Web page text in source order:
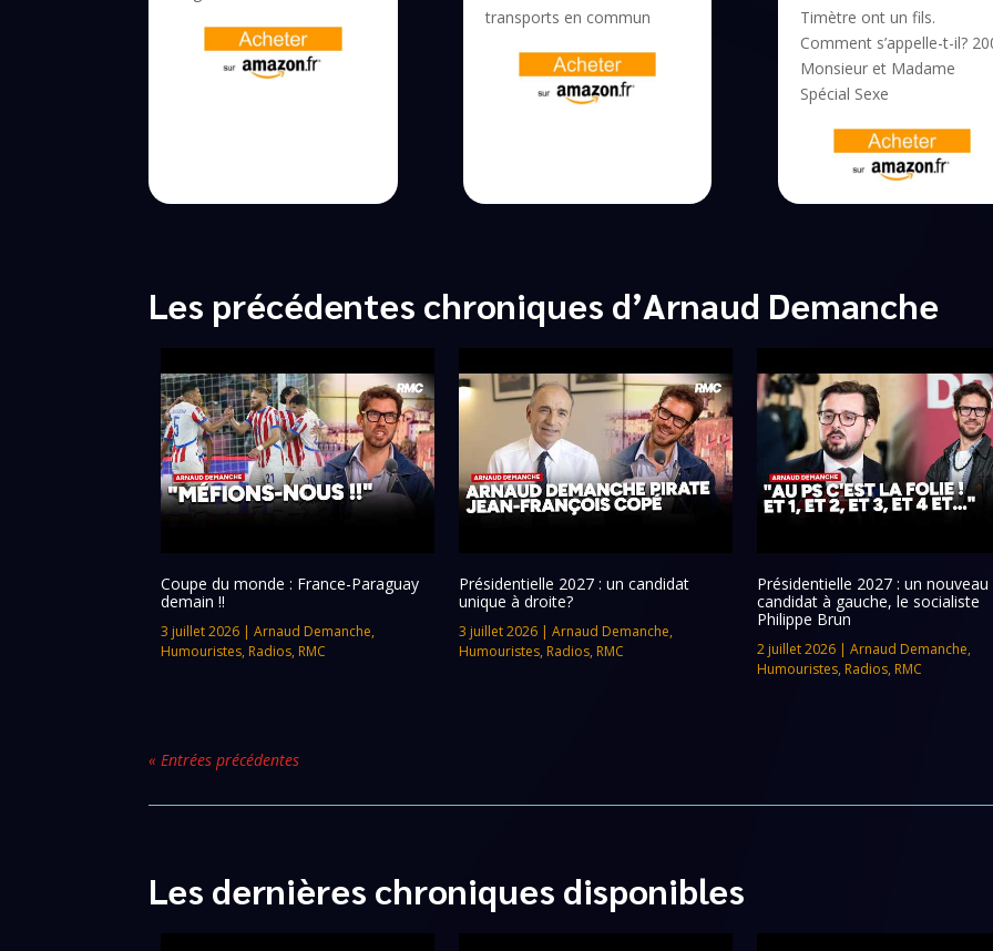
transports en commun
Timètre ont un fils.
Comment s’appelle-t-il?
Monsieur et Madame
Spécial Sexe
Les précédentes chroniques d’Arnaud Demanche
Coupe du monde : France-Paraguay
demain !!
3 juillet 2026 |Arnaud Demanche,
Humouristes, Radios, RMC
Présidentielle 2027 : un candidat
unique à droite?
3 juillet 2026| Arnaud Demanche,
Humouristes, Radios, RMC
Présidentielle 2027 : un nouveau
candidat à gauche, le socialiste
Philippe Brun
2 juillet 2026| Arnaud Demanche,
Humouristes, Radios, RMC
« Entrées précédentes
Les dernières chroniques disponibles